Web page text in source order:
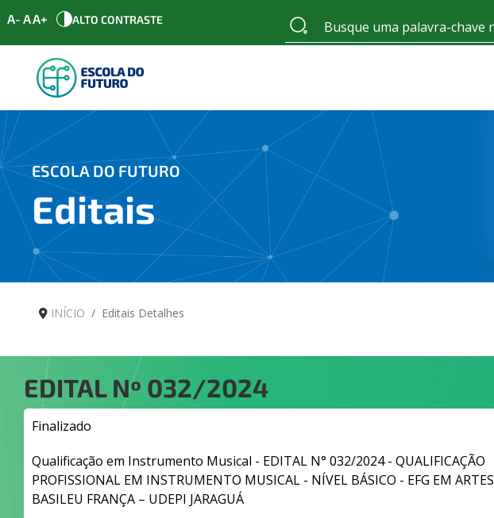
A- AA+ ALTO CONTRASTE
ESCOLA DO FUTURO
Editais
INÍCIO Editais Detalhes
EDITAL Nº 032/2024
Finalizado
Qualificação em Instrumento Musical - EDITAL N° 032/2024 - QUALIFICAÇÃO
PROFISSIONAL EM INSTRUMENTO MUSICAL - NÍVEL BÁSICO - EFG EM ARTES
BASILEU FRANÇA – UDEPI JARAGUÁ